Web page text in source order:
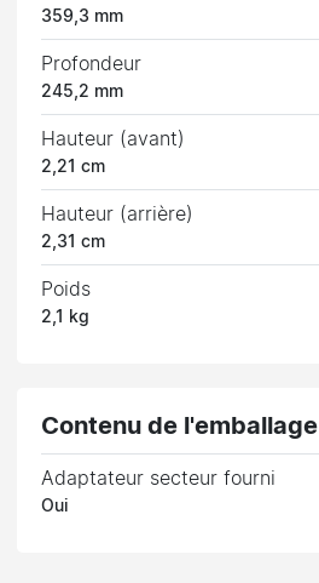
359,3 mm
Profondeur
245,2 mm
Hauteur (avant)
2,21 cm
Hauteur (arrière)
2,31 cm
Poids
2,1 kg
Contenu de l'emballage
Adaptateur secteur fourni
Oui